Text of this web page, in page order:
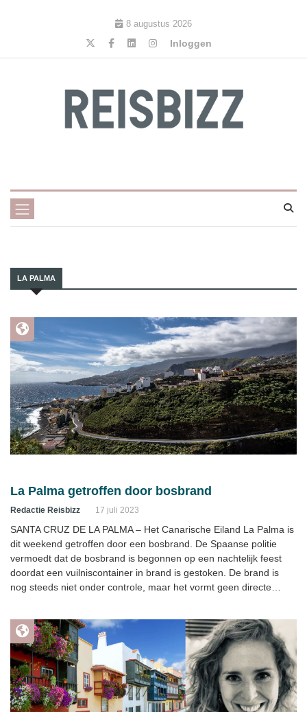
8 augustus 2026
Inloggen
LA PALMA
La Palma getroffen door bosbrand
Redactie Reisbizz 17 juli 2023
SANTA CRUZ DE LA PALMA – Het Canarische Eiland La Palma is
dit weekend getroffen door een bosbrand. De Spaanse politie
vermoedt dat de bosbrand is begonnen op een nachtelijk feest
doordat een vuilniscontainer in brand is gestoken. De brand is
nog steeds niet onder controle, maar het vormt geen directe